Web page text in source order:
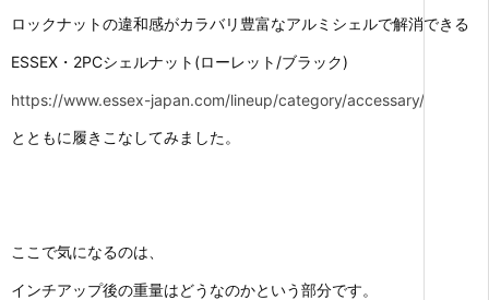
ロックナットの違和感がカラバリ豊富なアルミシェルで解消できる
ESSEX・2PCシェルナット(ローレット/ブラック)
https://www.essex-japan.com/lineup/category/accessary/
とともに履きこなしてみました。
ここで気になるのは、
インチアップ後の重量はどうなのかという部分です。